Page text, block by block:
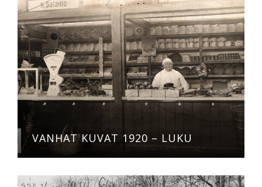
VANHAT KUVAT 1920 – LUKU